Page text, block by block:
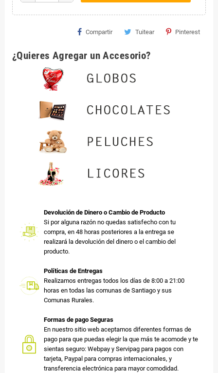
Compartir Tuitear Pinterest
¿Quieres Agregar un Accesorio?
Devolución de Dinero o Cambio de Producto
Si por alguna razón no quedas satisfecho con tu
compra, en 48 horas posteriores a la entrega se
realizará la devolución del dinero o el cambio del
producto.
Políticas de Entregas
Realizamos entregas todos los días de 8:00 a 21:00
horas en todas las comunas de Santiago y sus
Comunas Rurales.
Formas de pago Seguras
En nuestro sitio web aceptamos diferentes formas de
pago para que puedas elegir la que más te acomode y te
sientas seguro: Webpay y Servipag para pagos con
tarjeta, Paypal para compras internacionales, y
transferencia electrónica para mayor comodidad.